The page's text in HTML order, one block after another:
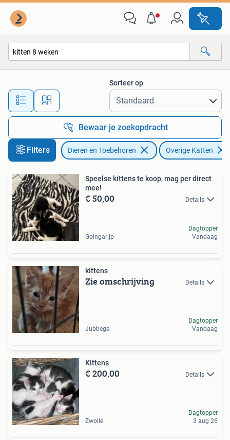
Alle afstanden…
Sorteer op
Bewaar je zoekopdracht
Filters Dieren en Toebehoren Overige Katten
Speelse kittens te koop, mag per direct
mee!
€ 50,00 Details
Goingarijp
Dagtopper
Vandaag
kittens
Zie omschrijving Details
Jubbega
Dagtopper
Vandaag
Kittens
€ 200,00 Details
Zwolle
Dagtopper
3 aug 26